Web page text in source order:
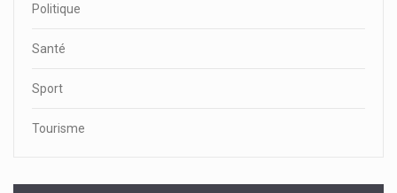
Politique
Santé
Sport
Tourisme